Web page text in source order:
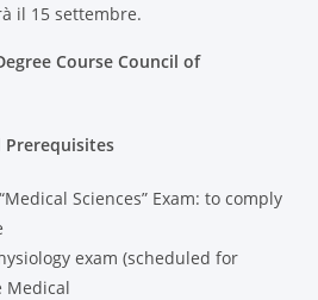
il 15 settembre.
Course Council of
Prerequisites
Sciences” Exam: to comply
exam (scheduled for
Medical